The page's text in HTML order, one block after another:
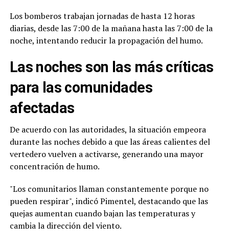
Los bomberos trabajan jornadas de hasta 12 horas
diarias, desde las 7:00 de la mañana hasta las 7:00 de la
noche, intentando reducir la propagación del humo.
Las noches son las más críticas
para las comunidades
afectadas
De acuerdo con las autoridades, la situación empeora
durante las noches debido a que las áreas calientes del
vertedero vuelven a activarse, generando una mayor
concentración de humo.
"Los comunitarios llaman constantemente porque no
pueden respirar", indicó Pimentel, destacando que las
quejas aumentan cuando bajan las temperaturas y
cambia la dirección del viento.